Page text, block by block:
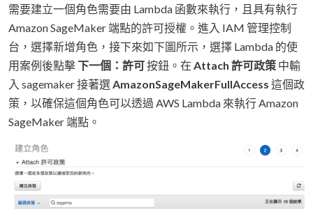
需要建立一個角色需要由 Lambda 函數來執行，且具有執行
Amazon SageMaker 端點的許可授權。進入 IAM 管理控制
台，選擇新增角色，接下來如下圖所示，選擇 Lambda 的使
用案例後點擊下一個：許可按鈕。在 Attach 許可政策 中輸
入 sagemaker 接著選AmazonSageMakerFullAccess 這個政
策，以確保這個角色可以透過 AWS Lambda 來執行 Amazon
SageMaker 端點。